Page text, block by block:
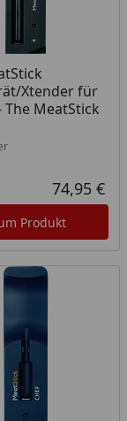
Xtender für
The MeatStick
Lager
74,95 €
Produkt